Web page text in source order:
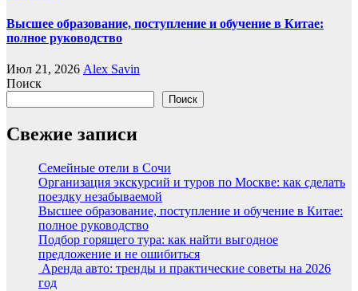
Высшее образование, поступление и обучение в Китае:
полное руководство
Июл 21, 2026 Alex Savin
Поиск
Поиск
Свежие записи
Семейные отели в Сочи
Организация экскурсий и туров по Москве: как сделать
поездку незабываемой
Высшее образование, поступление и обучение в Китае:
полное руководство
Подбор горящего тура: как найти выгодное
предложение и не ошибиться
Аренда авто: тренды и практические советы на 2026
год